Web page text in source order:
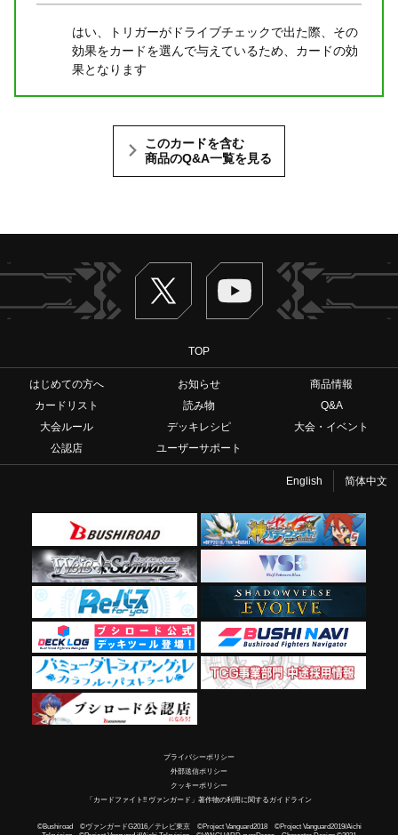
はい、トリガーがドライブチェックで出た際、その
効果をカードを選んで与えているため、カードの効
果となります
このカードを含む
商品のQ&A一覧を見る
Twitter ヴァンガードch
TOP
はじめての方へ お知らせ
商品情報
カードリスト
読み物
Q&A
大会ルール
デッキレシピ
大会・イベント
公認店
ユーザーサポート
English 简体中文
プライバシーポリシー
外部送信ポリシー
クッキーポリシー
「カードファイト!! ヴァンガード」著作物の利用に関するガイドライン
©Bushiroad ©ヴァンガードG2016／テレビ東京 ©Project Vanguard2018 ©Project Vanguard2019/Aichi